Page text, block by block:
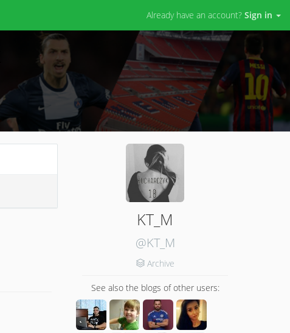
Already have an account? Sign in
KT_M
@KT_M
Archive
See also the blogs of other users: